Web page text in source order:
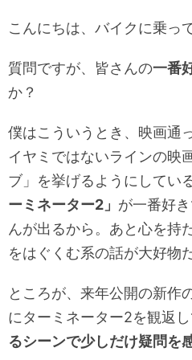
こんにちは、バイクに乗っ
質問ですが、皆さんの一番
か？
僕はこういうとき、映画通
イヤミではないラインの映
ブ」を挙げるようにしてい
ーミネーター2」 が一番好
んが出るから。あと心を持
をはぐくむ系の話が大好物
ところが、来年公開の新作
にターミネーター2を観返
るシーンで少しだけ疑問を